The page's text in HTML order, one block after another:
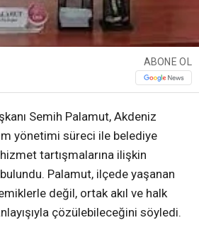
ABONE OL
Semih Palamut, Akdeniz
yönetimi süreci ile belediye
tartışmalarına ilişkin
Palamut, ilçede yaşanan
değil, ortak akıl ve halk
çözülebileceğini söyledi.